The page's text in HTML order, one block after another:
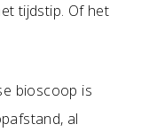
tijdstip. Of het
bioscoop is
al